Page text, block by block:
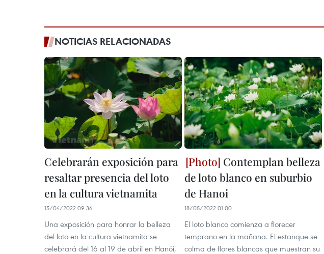
NOTICIAS RELACIONADAS
Celebrarán exposición para
resaltar presencia del loto
en la cultura vietnamita
15/04/2022 09:36
Una exposición para honrar la belleza
del loto en la cultura vietnamita se
celebrará del 16 al 19 de abril en Hanói,
Contemplan belleza
de loto blanco en suburbio
de Hanoi
18/05/2022 01:00
El loto blanco comienza a florecer
temprano en la mañana. El estanque se
colma de flores blancas que muestran su